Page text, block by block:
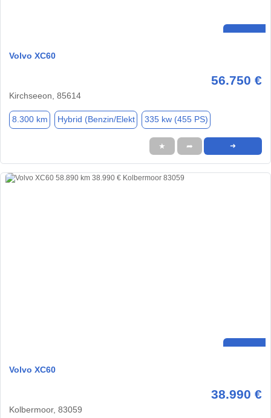
Volvo XC60
56.750 €
Kirchseeon, 85614
8.300 km Hybrid (Benzin/Elekt 335 kw (455 PS)
★ ➦ ➜
Volvo XC60
38.990 €
Kolbermoor, 83059